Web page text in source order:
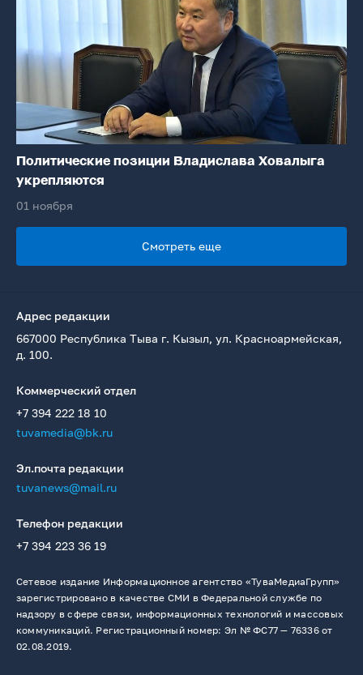
Политические позиции Владислава Ховалыга
укрепляются
01 ноября
Смотреть еще
Адрес редакции
667000 Республика Тыва г. Кызыл, ул. Красноармейская,
д. 100.
Коммерческий отдел
+7 394 222 18 10
tuvamedia@bk.ru
Эл.почта редакции
tuvanews@mail.ru
Телефон редакции
+7 394 223 36 19
Сетевое издание Информационное агентство «ТуваМедиаГрупп»
зарегистрировано в качестве СМИ в Федеральной службе по
надзору в сфере связи, информационных технологий и массовых
коммуникаций. Регистрационный номер: Эл № ФС77 — 76336 от
02.08.2019.